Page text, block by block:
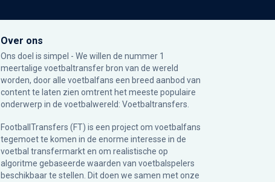
Over ons
Ons doel is simpel - We willen de nummer 1
meertalige voetbaltransfer bron van de wereld
worden, door alle voetbalfans een breed aanbod van
content te laten zien omtrent het meeste populaire
onderwerp in de voetbalwereld: Voetbaltransfers.
FootballTransfers (FT) is een project om voetbalfans
tegemoet te komen in de enorme interesse in de
voetbal transfermarkt en om realistische op
algoritme gebaseerde waarden van voetbalspelers
beschikbaar te stellen. Dit doen we samen met onze